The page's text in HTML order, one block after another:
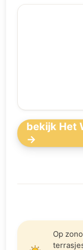
bekijk Het
→
Op